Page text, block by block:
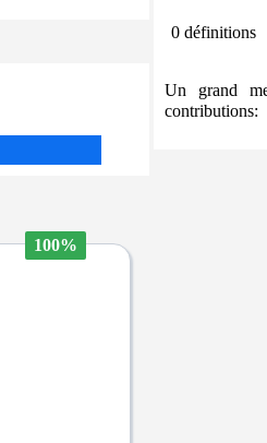
100%
0 définitions
Un grand
contributions: